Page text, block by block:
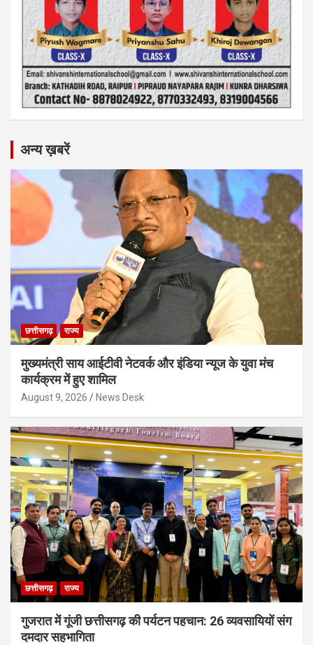
अन्य ख़बरें
छत्तीसगढ़ राज्य
मुख्यमंत्री साय आईटीवी नेटवर्क और इंडिया न्यूज के युवा मंच
कार्यक्रम में हुए शामिल
August 9, 2026 News Desk
छत्तीसगढ़ राज्य
गुजरात में गूंजी छत्तीसगढ़ की पर्यटन पहचान: 26 व्यवसायियों संग
दमदार सहभागिता